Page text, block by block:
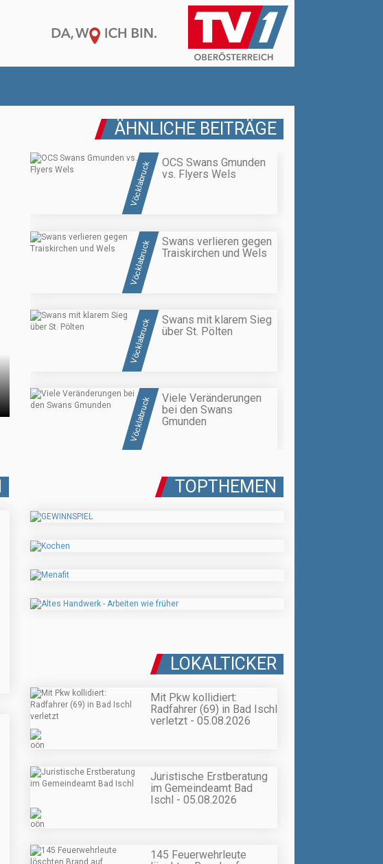
ÄHNLICHE BEITRÄGE
Vöcklabruck
OCS Swans Gmunden
vs. Flyers Wels
Vöcklabruck
Swans verlieren gegen
Traiskirchen und Wels
Vöcklabruck
Swans mit klarem Sieg
über St. Pölten
Vöcklabruck
Viele Veränderungen
bei den Swans
Gmunden
TOPTHEMEN
LOKALTICKER
Mit Pkw kollidiert:
Radfahrer (69) in Bad Ischl
verletzt - 05.08.2026
Juristische Erstberatung
im Gemeindeamt Bad
Ischl - 05.08.2026
145 Feuerwehrleute